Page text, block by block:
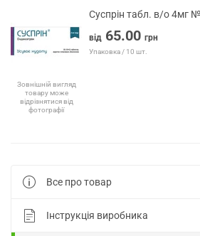
Зовнішній вигляд
товару може
відрізнятися від
фотографії
Суспрін табл. в/о 4мг
від 65.00 грн
Упаковка / 10 шт.
Все про товар
Інструкція виробника